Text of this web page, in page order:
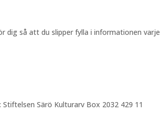
dig så att du slipper fylla i informationen varje
Särö Kulturarv Box 2032 429 11